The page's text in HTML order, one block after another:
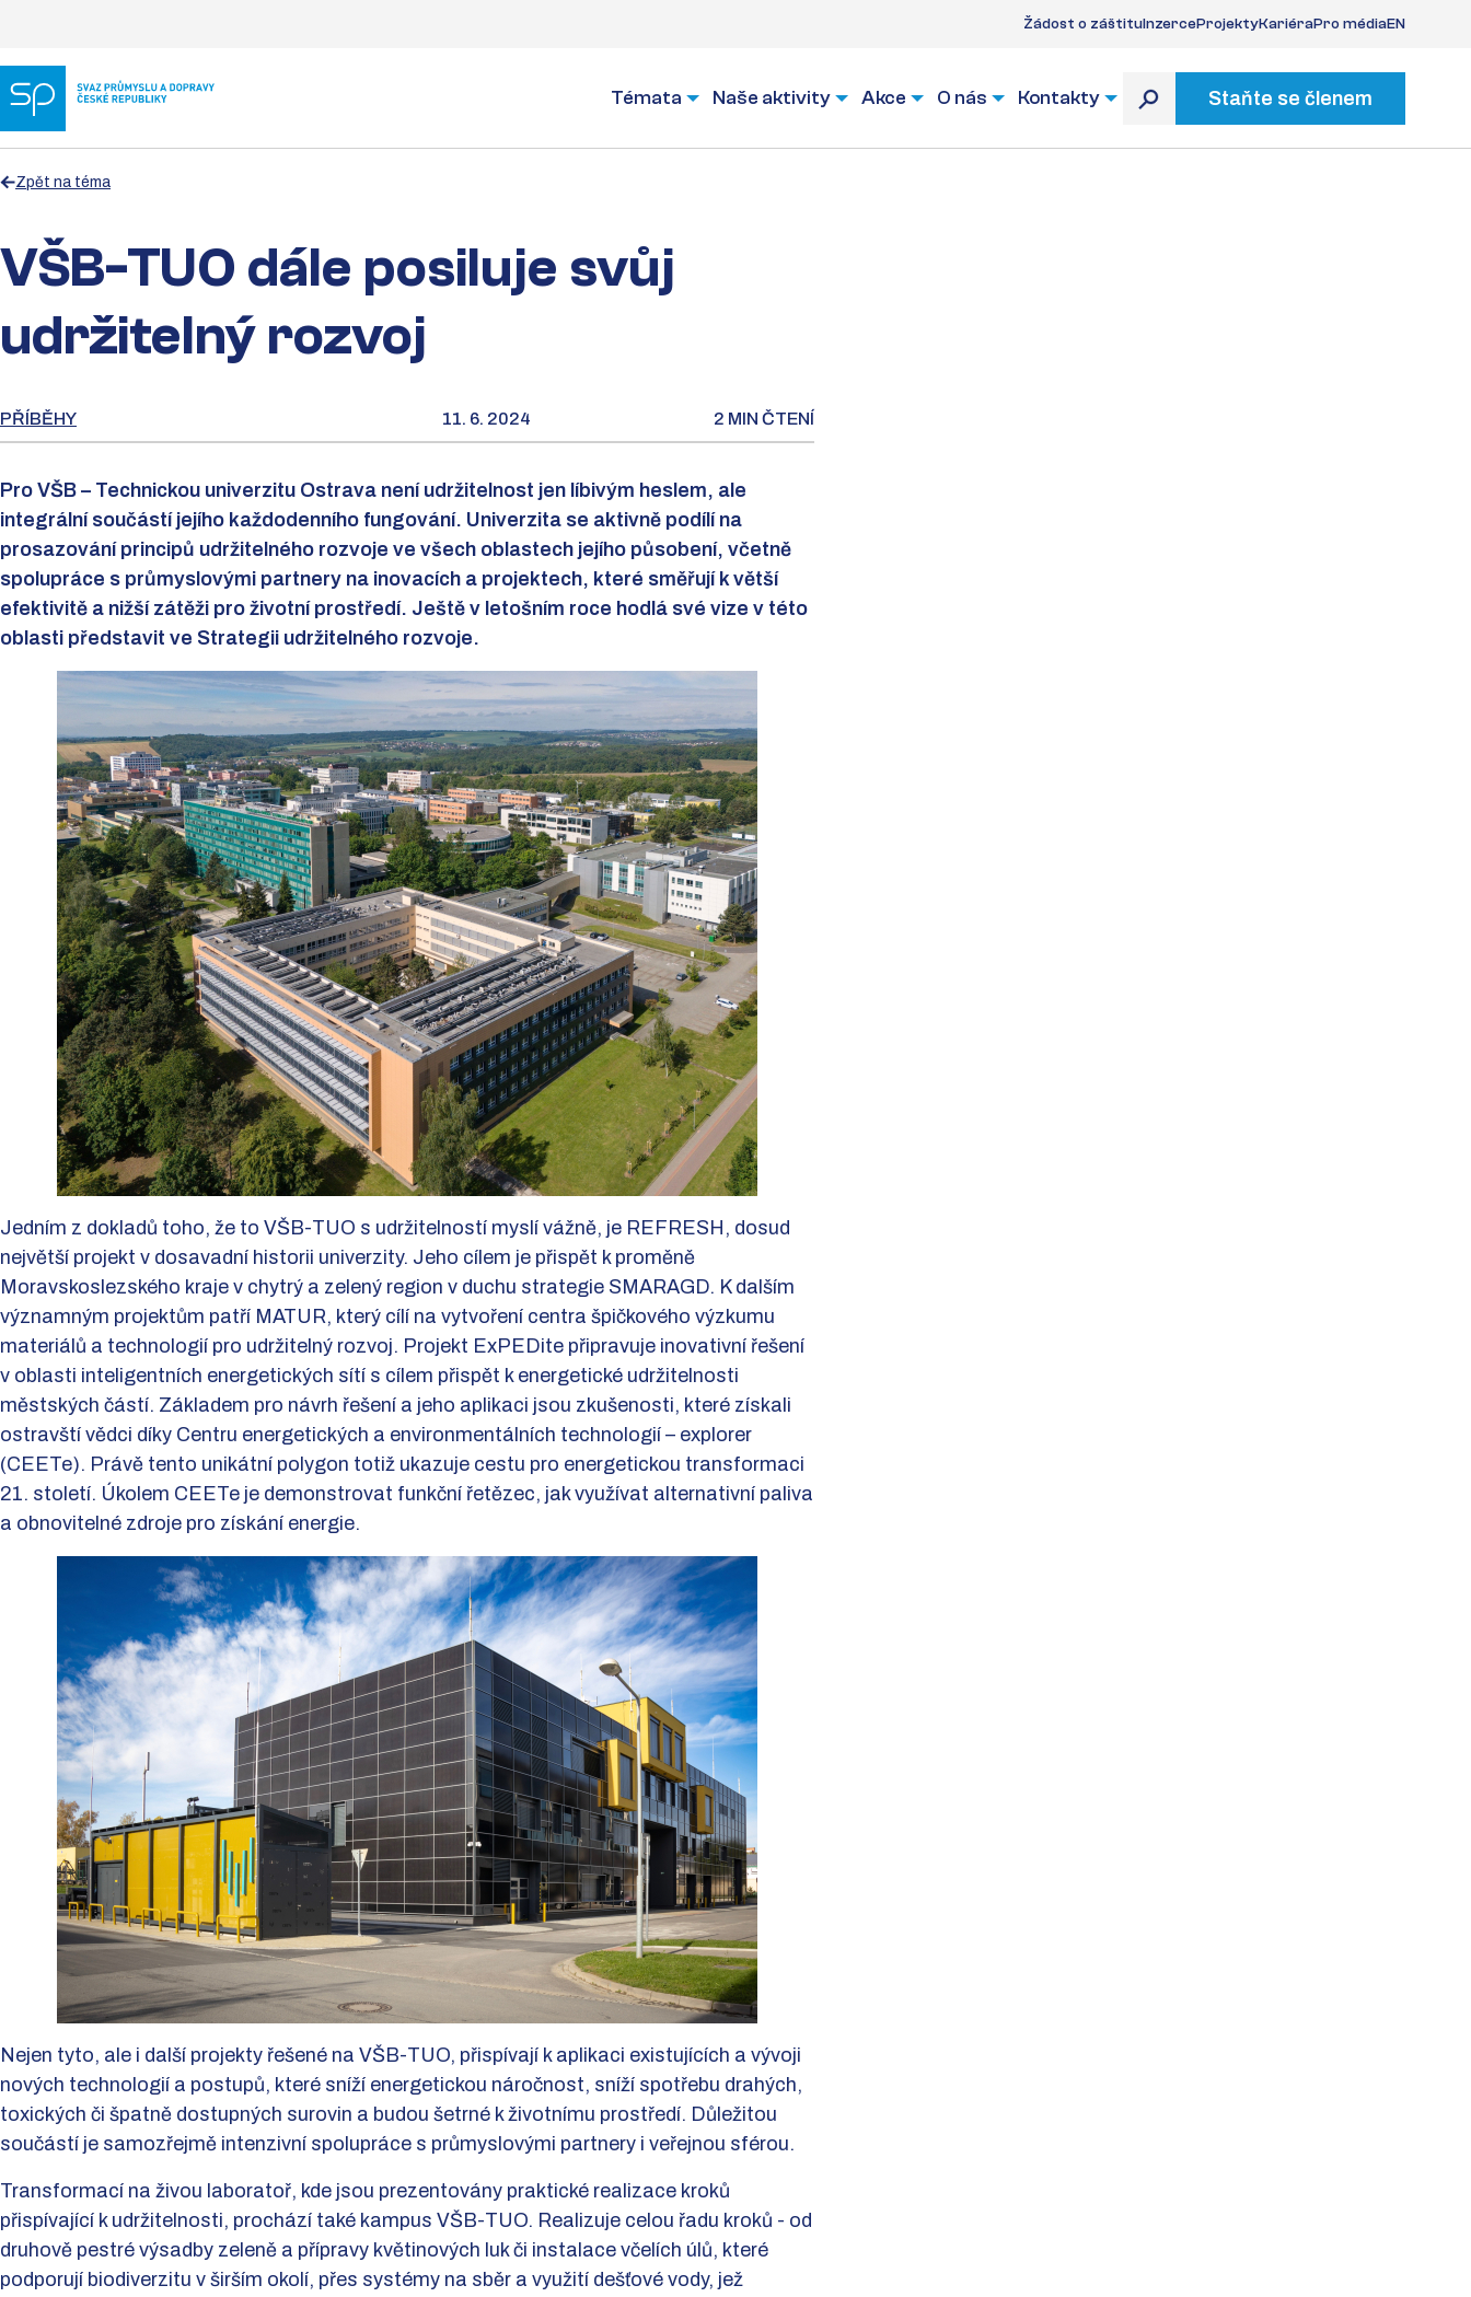
Žádost o záštituInzerceProjektyKariéraPro médiaEN
Témata Naše aktivity Akce O nás Kontakty Staňte se členem
Zpět na téma
VŠB-TUO dále posiluje svůj
udržitelný rozvoj
PŘÍBĚHY 11. 6. 2024 2 MIN ČTENÍ
Pro VŠB – Technickou univerzitu Ostrava není udržitelnost jen líbivým heslem, ale
integrální součástí jejího každodenního fungování. Univerzita se aktivně podílí na
prosazování principů udržitelného rozvoje ve všech oblastech jejího působení, včetně
spolupráce s průmyslovými partnery na inovacích a projektech, které směřují k větší
efektivitě a nižší zátěži pro životní prostředí. Ještě v letošním roce hodlá své vize v této
oblasti představit ve Strategii udržitelného rozvoje.
Jedním z dokladů toho, že to VŠB-TUO s udržitelností myslí vážně, je REFRESH, dosud
největší projekt v dosavadní historii univerzity. Jeho cílem je přispět k proměně
Moravskoslezského kraje v chytrý a zelený region v duchu strategie SMARAGD. K dalším
významným projektům patří MATUR, který cílí na vytvoření centra špičkového výzkumu
materiálů a technologií pro udržitelný rozvoj. Projekt ExPEDite připravuje inovativní řešení
v oblasti inteligentních energetických sítí s cílem přispět k energetické udržitelnosti
městských částí. Základem pro návrh řešení a jeho aplikaci jsou zkušenosti, které získali
ostravští vědci díky Centru energetických a environmentálních technologií – explorer
(CEETe). Právě tento unikátní polygon totiž ukazuje cestu pro energetickou transformaci
21. století. Úkolem CEETe je demonstrovat funkční řetězec, jak využívat alternativní paliva
a obnovitelné zdroje pro získání energie.
Nejen tyto, ale i další projekty řešené na VŠB-TUO, přispívají k aplikaci existujících a vývoji
nových technologií a postupů, které sníží energetickou náročnost, sníží spotřebu drahých,
toxických či špatně dostupných surovin a budou šetrné k životnímu prostředí. Důležitou
součástí je samozřejmě intenzivní spolupráce s průmyslovými partnery i veřejnou sférou.
Transformací na živou laboratoř, kde jsou prezentovány praktické realizace kroků
přispívající k udržitelnosti, prochází také kampus VŠB-TUO. Realizuje celou řadu kroků - od
druhově pestré výsadby zeleně a přípravy květinových luk či instalace včelích úlů, které
podporují biodiverzitu v širším okolí, přes systémy na sběr a využití dešťové vody, jež